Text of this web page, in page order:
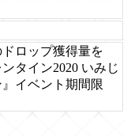
ロップ獲得量を
タイン2020 いみじ
イベント期間限